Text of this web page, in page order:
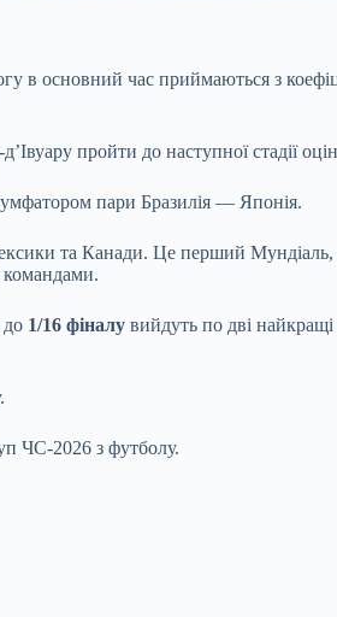
в основний час приймаються з
пройти до наступної стадії
пари Бразилія — ​​Японія.
та Канади. Це перший Мундіаль,
командами.
до 1/16 фіналу вийдуть по дві найкращі
ЧС-2026 з футболу.